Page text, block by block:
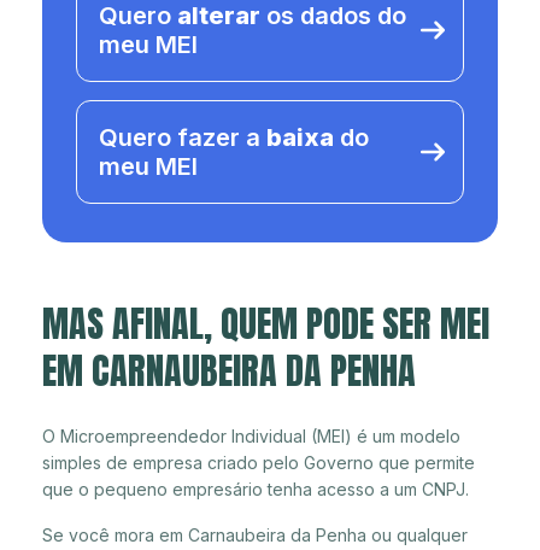
Quero alterar os dados do
meu MEI
Quero fazer a baixa do
meu MEI
MAS AFINAL, QUEM PODE SER MEI
EM CARNAUBEIRA DA PENHA
O Microempreendedor Individual (MEI) é um modelo
simples de empresa criado pelo Governo que permite
que o pequeno empresário tenha acesso a um CNPJ.
Se você mora em Carnaubeira da Penha ou qualquer